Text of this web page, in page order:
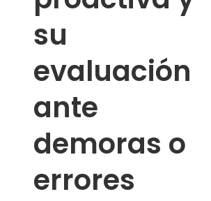
su
evaluación
ante
demoras o
errores